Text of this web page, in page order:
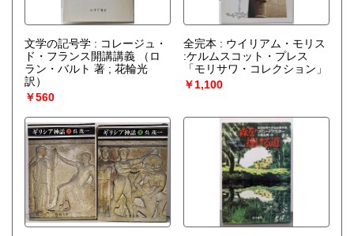
文学の記号学 : コレージュ・
ド・フランス開講講義
（ロ
ラン・バルト 著 ; 花輪光
訳）
￥560
全完本 : ウイリアム・モリス
:ケルムスコット・プレス
「モリサワ・コレクション」
￥1,100